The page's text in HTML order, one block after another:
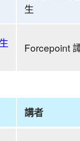
生
Forcepoint
講者